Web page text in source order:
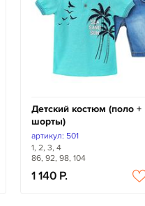
Детский костюм (поло +
шорты)
артикул: 501
1, 2, 3, 4
86, 92, 98, 104
1 140